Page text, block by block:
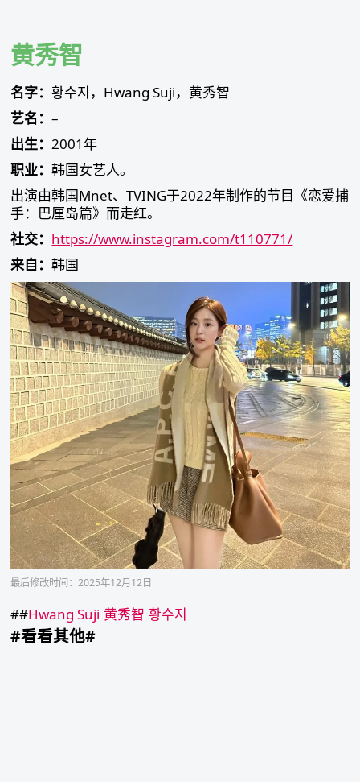
content
黄秀智
名字：황수지，Hwang Suji，黄秀智
艺名：–
出生：2001年
职业：韩国女艺人。
出演由韩国Mnet、TVING于2022年制作的节目《恋爱捕
手：巴厘岛篇》而走红。
社交： https://www.instagram.com/t110771/
来自：韩国
最后修改时间：2025年12月12日
##Hwang Suji 黄秀智 황수지
#看看其他#